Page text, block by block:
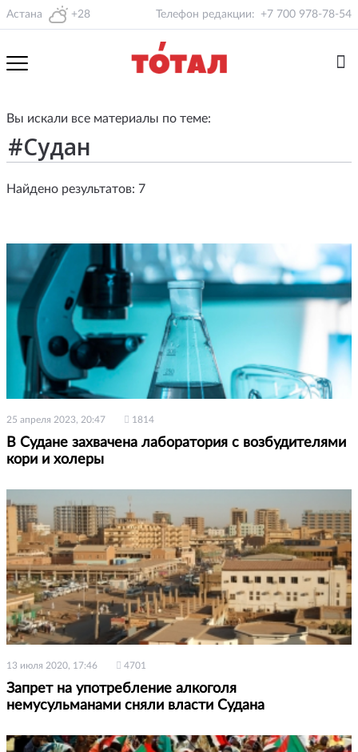
Астана +28 Телефон редакции: +7 700 978-78-54
Вы искали все материалы по теме:
Найдено результатов: 7
25 апреля 2023, 20:47 1814
В Судане захвачена лаборатория с возбудителями
кори и холеры
13 июля 2020, 17:46 4701
Запрет на употребление алкоголя
немусульманами сняли власти Судана